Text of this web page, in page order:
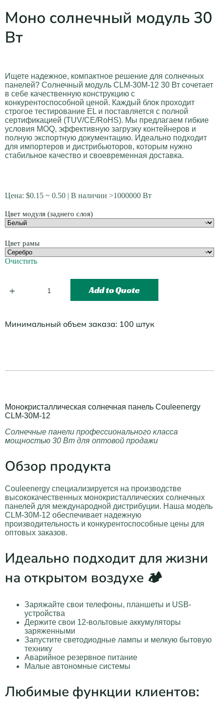
Моно солнечный модуль 30
Вт
Ищете надежное, компактное решение для солнечных
панелей? Солнечный модуль CLM-30M-12 30 Вт сочетает
в себе качественную конструкцию с
конкурентоспособной ценой. Каждый блок проходит
строгое тестирование EL и поставляется с полной
сертификацией (TUV/CE/RoHS). Мы предлагаем гибкие
условия MOQ, эффективную загрузку контейнеров и
полную экспортную документацию. Идеально подходит
для импортеров и дистрибьюторов, которым нужно
стабильное качество и своевременная доставка.
Цена: $0.15 ~ 0.50 | В наличии >1000000 Вт
Цвет модуля (заднего слоя)
Цвет рамы
Очистить
Add to Quote
Минимальный объем заказа: 100 штук
Монокристаллическая солнечная панель Couleenergy
CLM-30M-12
Солнечные панели профессионального класса
мощностью 30 Вт для оптовой продажи
Обзор продукта
Couleenergy специализируется на производстве
высококачественных монокристаллических солнечных
панелей для международной дистрибуции. Наша модель
CLM-30M-12 обеспечивает надежную
производительность и конкурентоспособные цены для
оптовых заказов.
Идеально подходит для жизни
на открытом воздухе 🏕️
Заряжайте свои телефоны, планшеты и USB-
устройства
Держите свои 12-вольтовые аккумуляторы
заряженными
Запустите светодиодные лампы и мелкую бытовую
технику
Аварийное резервное питание
Малые автономные системы
Любимые функции клиентов: